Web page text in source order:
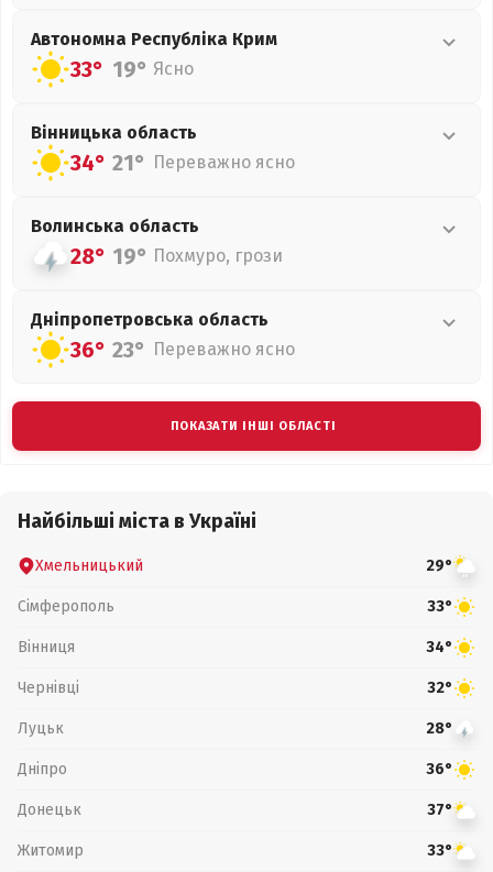
Автономна Республіка Крим
33° 19° Ясно
Вінницька область
34° 21° Переважно ясно
Волинська область
28° 19° Похмуро, грози
Дніпропетровська область
36° 23° Переважно ясно
ПОКАЗАТИ ІНШІ ОБЛАСТІ
Найбільші міста в Україні
Хмельницький 29°
Сімферополь 33°
Вінниця 34°
Чернівці 32°
Луцьк 28°
Дніпро 36°
Донецьк 37°
Житомир 33°